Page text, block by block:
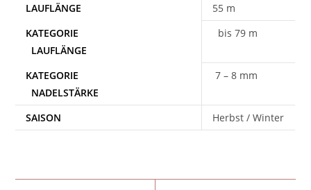
55 m
bis 79 m
7 – 8 mm
SAISON Herbst / Winter